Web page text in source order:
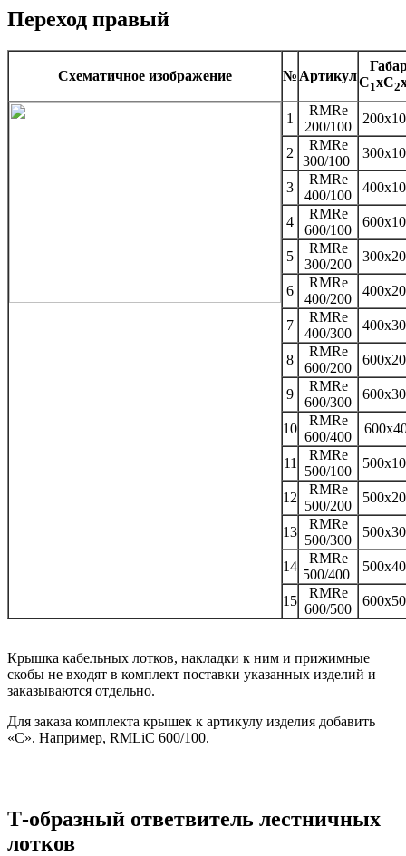
Переход правый
Схематичное изображение № АртикулC1xC2
1
RMRe
200/100
2
RMRe
300/100
3
RMRe
400/100
4
RMRe
600/100
5
RMRe
300/200
6
RMRe
400/200
7
RMRe
400/300
8
RMRe
600/200
9
RMRe
600/300
10
RMRe
600/400
11
RMRe
500/100
12
RMRe
500/200
13
RMRe
500/300
14
RMRe
500/400
15
RMRe
600/500
Крышка кабельных лотков, накладки к ним и прижимные
скобы не входят в комплект поставки указанных изделий и
заказываются отдельно.
Для заказа комплекта крышек к артикулу изделия добавить
«С». Например, RMLiC 600/100.
Т-образный ответвитель лестничных
лотков